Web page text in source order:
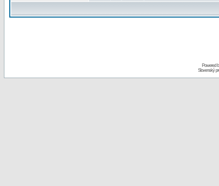
Powered
Slovenský